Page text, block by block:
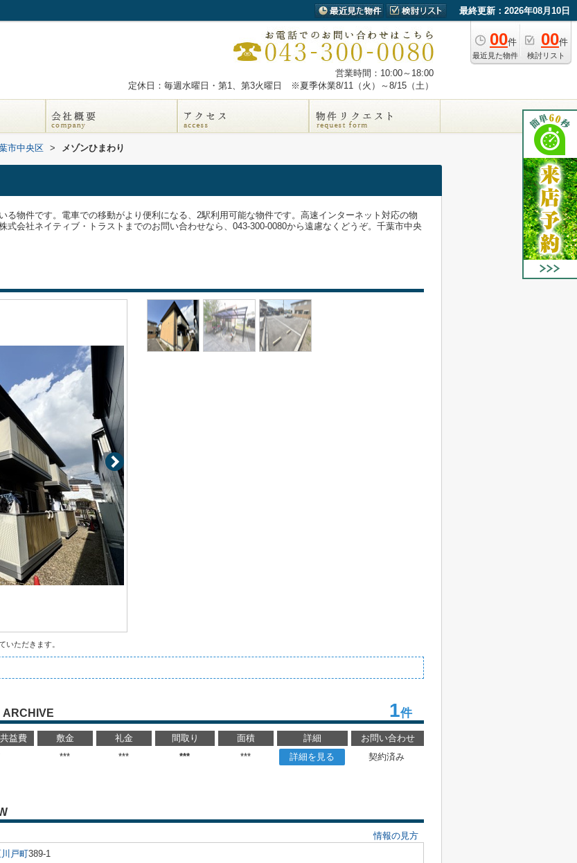
最終更新：2026年08月10日
00件
最近見た物件
00件
検討リスト
営業時間：10:00～18:00
定休日：毎週水曜日・第1、第3火曜日 ※夏季休業8/11（火）～8/15（土）
市中央区 > メゾンひまわり
る物件です。電車での移動がより便利になる、2駅利用可能な物件です。高速インターネット対応の物
式会社ネイティブ・トラストまでのお問い合わせなら、043-300-0080から遠慮なくどうぞ。千葉市中央
いただきます。
ARCHIVE 1件
益費 敷金 礼金 間取り 面積 詳細
お問い合わせ
*** *** *** *** 詳細を見る
契約済み
情報の見方
川戸町389-1